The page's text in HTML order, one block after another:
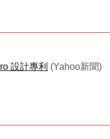
設計專利 (Yahoo新聞)